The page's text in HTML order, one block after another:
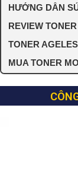
HƯỚNG DẪN
REVIEW
TONER
MUA TONER